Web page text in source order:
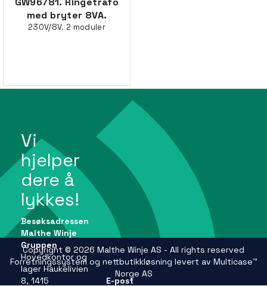
med bryter 8VA.
230V/8V. 2 moduler
Vi
hjelper
dere å
lykkes!
Besøksadressen
Malthe Winje
Gruppen
Hovedkontor og
lager Haukelivien
8, 1415
E-post
Copyright © 2026 Malthe Winje AS - All rights reserved
Forretningssystem og nettbutikkløsning levert av Multicase™
Norge AS